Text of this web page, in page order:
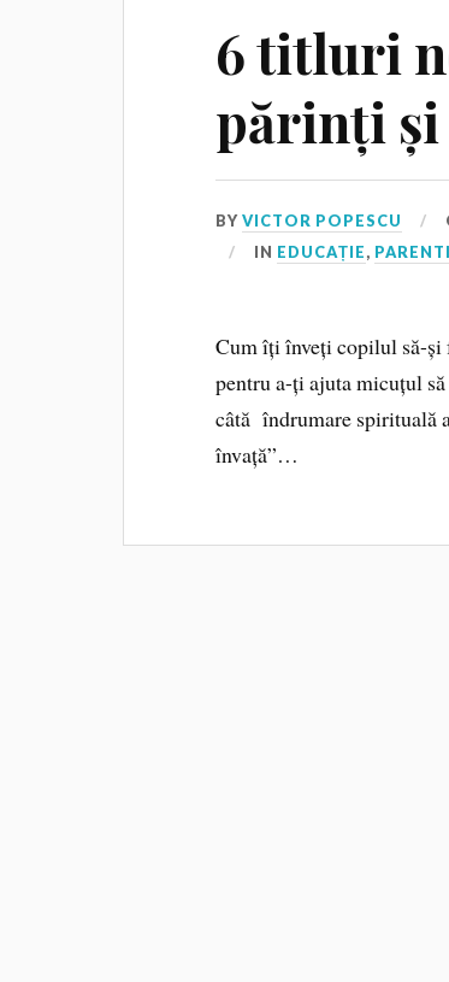
6 titluri
părinți
BYVICTOR POPESCU
IN EDUCAȚIE,
Cum îți înveți copilul să-și
pentru a-ți ajuta micuțul
câtă îndrumare spirituală
învață”…